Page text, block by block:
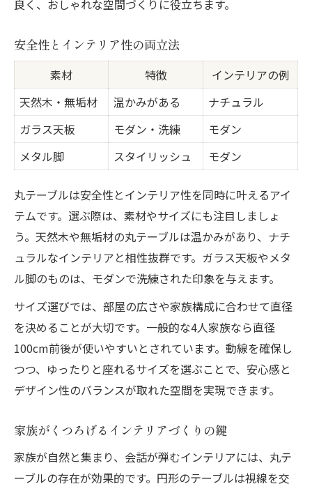
良く、おしゃれな空間づくりに役立ちます。
安全性とインテリア性の両立法
素材 特徴
インテリアの例
天然木・無垢材
温かみがある
ナチュラル
ガラス天板
モダン・洗練
モダン
メタル脚
スタイリッシュ モダン
丸テーブルは安全性とインテリア性を同時に叶えるアイ
テムです。選ぶ際は、素材やサイズにも注目しましょ
う。天然木や無垢材の丸テーブルは温かみがあり、ナチ
ュラルなインテリアと相性抜群です。ガラス天板やメタ
ル脚のものは、モダンで洗練された印象を与えます。
サイズ選びでは、部屋の広さや家族構成に合わせて直径
を決めることが大切です。一般的な4人家族なら直径
100cm前後が使いやすいとされています。動線を確保し
つつ、ゆったりと座れるサイズを選ぶことで、安心感と
デザイン性のバランスが取れた空間を実現できます。
家族がくつろげるインテリアづくりの鍵
家族が自然と集まり、会話が弾むインテリアには、丸テ
ーブルの存在が効果的です。円形のテーブルは視線を交